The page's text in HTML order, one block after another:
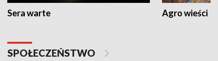
Sera warte Agro wieści
SPOŁECZEŃSTWO